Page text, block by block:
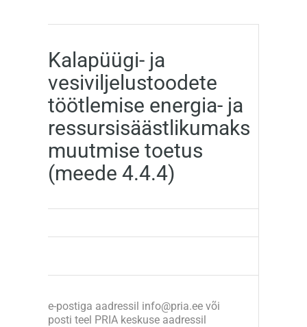
Kalapüügi- ja
vesiviljelustoodete
töötlemise energia- ja
ressursisäästlikumaks
muutmise toetus
(meede 4.4.4)
e-postiga aadressil info@pria.ee või
posti teel PRIA keskuse aadressil